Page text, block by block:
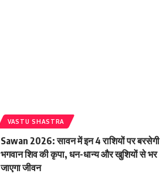
VASTU SHASTRA
Sawan 2026: सावन में इन 4 राशियों पर बरसेगी
भगवान शिव की कृपा, धन-धान्य और खुशियों से भर
जाएगा जीवन